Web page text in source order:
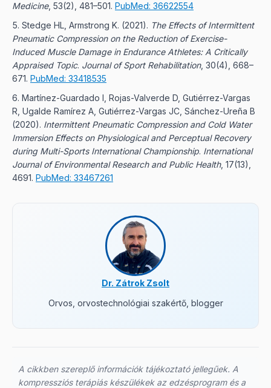
Medicine, 53(2), 481–501. PubMed: 36622554
Stedge HL, Armstrong K. (2021). The Effects of Intermittent
Pneumatic Compression on the Reduction of Exercise-
Induced Muscle Damage in Endurance Athletes: A Critically
Appraised Topic. Journal of Sport Rehabilitation, 30(4), 668–
671. PubMed: 33418535
Martínez-Guardado I, Rojas-Valverde D, Gutiérrez-Vargas
R, Ugalde Ramírez A, Gutiérrez-Vargas JC, Sánchez-Ureña B
(2020). Intermittent Pneumatic Compression and Cold Water
Immersion Effects on Physiological and Perceptual Recovery
during Multi-Sports International Championship. International
Journal of Environmental Research and Public Health, 17(13),
4691. PubMed: 33467261
Dr. Zátrok Zsolt
Orvos, orvostechnológiai szakértő, blogger
A cikkben szereplő információk tájékoztató jellegűek. A
kompressziós terápiás készülékek az edzésprogram és a